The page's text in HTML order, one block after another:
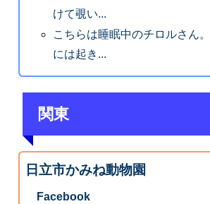
けて覗い...
こちらは睡眠中のチロルさん
には起き...
関東
日立市かみね動物園
Facebook